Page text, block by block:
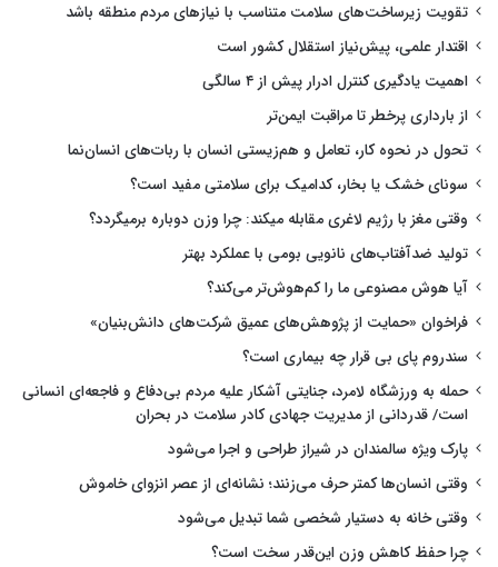
تقویت زیرساخت‌های سلامت متناسب با نیازهای مردم منطقه باشد
اقتدار علمی، پیش‌نیاز استقلال کشور است
اهمیت یادگیری کنترل ادرار پیش از ۴ سالگی
از بارداری پرخطر تا مراقبت ایمن‌تر
تحول در نحوه کار، تعامل و هم‌زیستی انسان با ربات‌های انسان‌نما
سونای خشک یا بخار، کدامیک برای سلامتی مفید است؟
وقتی مغز با رژیم لاغری مقابله میکند: چرا وزن دوباره برمیگردد؟
تولید ضدآفتاب‌های نانویی بومی با عملکرد بهتر
آیا هوش مصنوعی ما را کم‌هوش‌تر می‌کند؟
فراخوان «حمایت از پژوهش‌های عمیق شرکت‌های دانش‌بنیان»
سندروم پای بی قرار چه بیماری است؟
حمله به ورزشگاه لامرد، جنایتی آشکار علیه مردم بی‌دفاع و فاجعه‌ای انسانی
است/ قدردانی از مدیریت جهادی کادر سلامت در بحران
پارک ویژه سالمندان در شیراز طراحی و اجرا می‌شود
وقتی انسان‌ها کمتر حرف می‌زنند؛ نشانه‌ای از عصر انزوای خاموش
وقتی خانه به دستیار شخصی شما تبدیل می‌شود
چرا حفظ کاهش وزن این‌قدر سخت است؟